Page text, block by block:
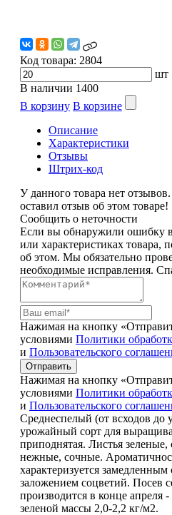
Код товара: 2804
шт
В наличии 1400
В корзину В корзине
Описание
Характеристики
Отзывы
Штрих-код
У данного товара нет
оставил отзыв об этом товаре!
Сообщить о неточности
Если вы обнаружили ошибку
или характеристиках товара,
об этом. Мы обязательно
необходимые исправления.
Нажимая на кнопку
условиями Политики
и Пользовательского
Отправить
Нажимая на кнопку
условиями Политики
и Пользовательского
Среднеспелый (от всходов до
урожайный сорт для
приподнятая. Листья зеленые,
нежные, сочные.
характеризуется замедленным
заложением соцветий. Посев
производится в конце апреля
зеленой массы 2,0-2,2 кг/м2.